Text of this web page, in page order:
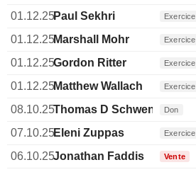
01.12.25Paul Sekhri Exercice
01.12.25Marshall Mohr Exercice
01.12.25Gordon Ritter Exercice
01.12.25Matthew Wallach Exercice
08.10.25Thomas D SchwengerDon
07.10.25Eleni Zuppas Exercice
06.10.25Jonathan Faddis Vente